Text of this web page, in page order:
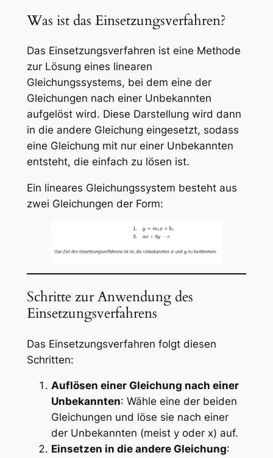
Was ist das Einsetzungsverfahren?
Das Einsetzungsverfahren ist eine Methode
zur Lösung eines linearen
Gleichungssystems, bei dem eine der
Gleichungen nach einer Unbekannten
aufgelöst wird. Diese Darstellung wird dann
in die andere Gleichung eingesetzt, sodass
eine Gleichung mit nur einer Unbekannten
entsteht, die einfach zu lösen ist.
Ein lineares Gleichungssystem besteht aus
zwei Gleichungen der Form:
Schritte zur Anwendung des
Einsetzungsverfahrens
Das Einsetzungsverfahren folgt diesen
Schritten:
Auflösen einer Gleichung nach einer
Unbekannten: Wähle eine der beiden
Gleichungen und löse sie nach einer
der Unbekannten (meist y oder x) auf.
Einsetzen in die andere Gleichung: